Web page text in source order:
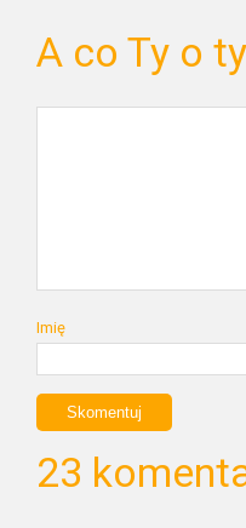
A co Ty o
Imię
23